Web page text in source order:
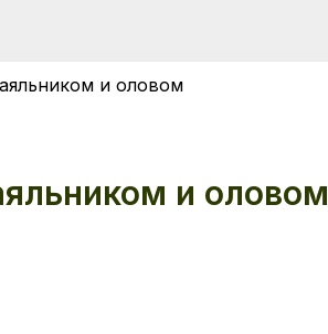
и оловом
и оловом